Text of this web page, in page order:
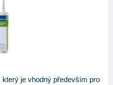
je vhodný především pro